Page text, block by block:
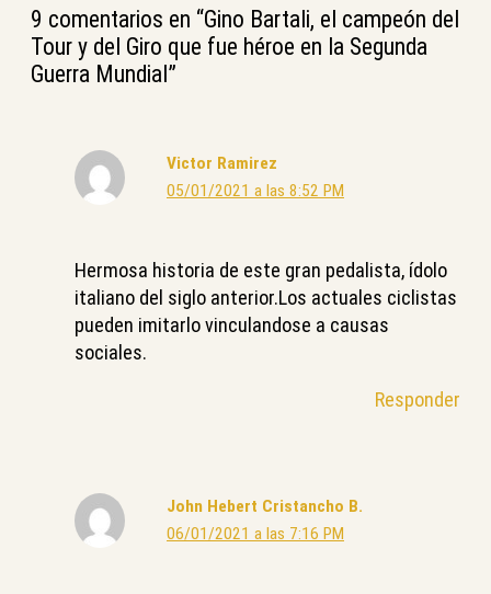
9 comentarios en “Gino Bartali, el campeón del
Tour y del Giro que fue héroe en la Segunda
Guerra Mundial”
Victor Ramirez
05/01/2021 a las 8:52 PM
Hermosa historia de este gran pedalista, ídolo
italiano del siglo anterior.Los actuales ciclistas
pueden imitarlo vinculandose a causas
sociales.
Responder
John Hebert Cristancho B.
06/01/2021 a las 7:16 PM